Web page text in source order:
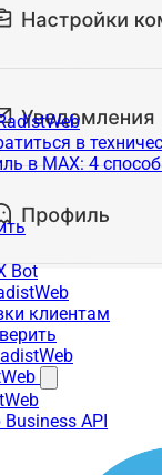
в
в MAX: 4
Bot
клиентам
API